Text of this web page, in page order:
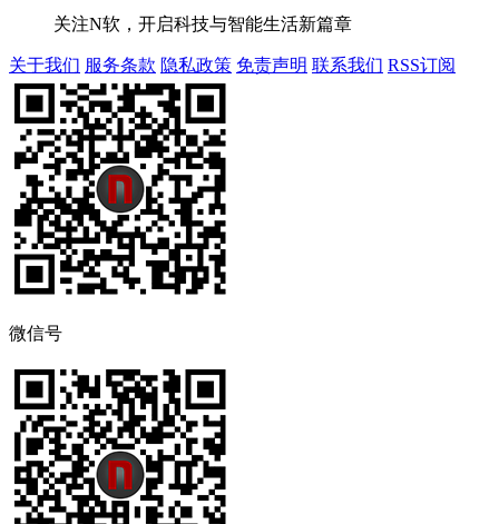
关注N软，开启科技与智能生活新篇章
关于我们 服务条款 隐私政策 免责声明 联系我们 RSS订阅
微信号